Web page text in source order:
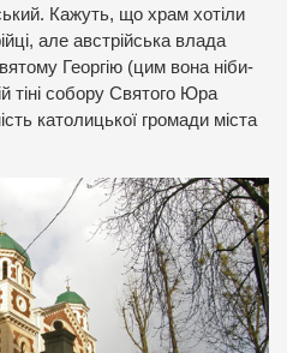
Кажуть, що храм хотіли
але австрійська влада
Георгію (цим вона ніби-
тіні собору Святого Юра
католицької громади міста